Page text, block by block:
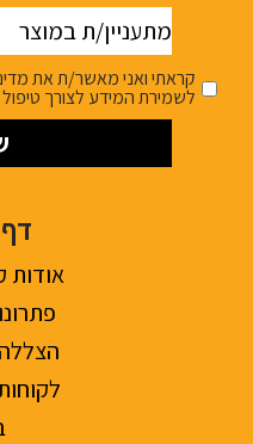
מתעניין/ת
במוצר
קראתי ואני מאשר/ת את
לשמירת המידע לצורך טיפול
אודות